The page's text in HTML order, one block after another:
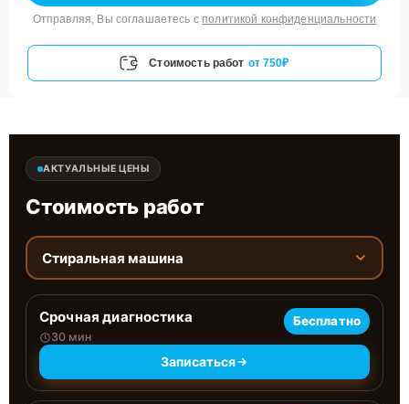
Отправляя, Вы соглашаетесь с политикой конфиденциальности
Стоимость работ от 750₽
АКТУАЛЬНЫЕ ЦЕНЫ
Стоимость работ
Стиральная машина
Срочная диагностика
30 мин
Бесплатно
Записаться